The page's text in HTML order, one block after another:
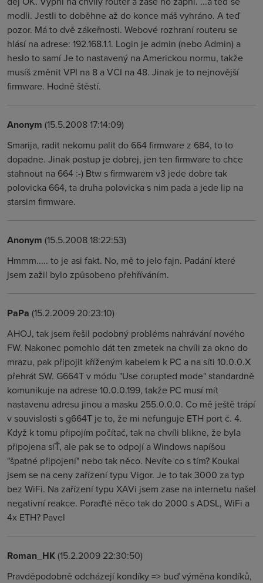
modli. Jestli to doběhne až do konce máš vyhráno. A teď
pozor. Má to dvě zákeřnosti. Webové rozhraní routeru se
hlásí na adrese: 192.168.1.1. Login je admin (nebo Admin) a
heslo to samí Je to nastavený na Americkou normu, takže
musíš změnit VPI na 8 a VCI na 48. Jinak je to nejnovější
firmware. Hodně štěstí.
Anonym (15.5.2008 17:14:09)
Smarija, radit nekomu palit do 664 firmware z 684, to to
dopadne. Jinak postup je dobrej, jen ten firmware to chce
stahnout na 664 :-) Btw s firmwarem v3 jede dobre tak
polovicka 664, ta druha polovicka s nim pada a jede lip na
starsim firmware.
Anonym (15.5.2008 18:22:53)
Hmmm..... to je asi fakt. No, mě to jelo fajn. Padání které
jsem zažil bylo způsobeno přehříváním.
PaPa (15.2.2009 20:23:10)
AHOJ, tak jsem řešil podobný probléms nahrávání nového
FW. Nakonec pomohlo dát ten zmetek na chvíli za okno do
mrazu, pak připojit kříženým kabelem k PC a na síti 10.0.0.X
přehrát SW. G664T v módu "Use corupted mode" standardně
komunikuje na adrese 10.0.0.199, takže PC musí mít
nastavenu adresu jinou a masku 255.0.0.0. Co mě ještě trápí
v souvislosti s g664T je to, že mi nefunguje ETH port č. 4.
Když k tomu připojím počítač, tak na chvíli blikne, že byla
připojena síŤ, ale pak se to odpojí a Windows napíšou
"špatné připojení" nebo tak něco. Nevíte co s tím? Koukal
jsem se na ceny zařízení typu Vigor. Je to tak 3000 za typ
bez WiFi. Na zařízení typu XAVi jsem zase na internetu našel
negativní reakce. Poraďtě něco tak do 2000 s ADSL, WiFi a
4x ETH? Pavel
Roman_HK(15.2.2009 22:30:50)
Pravděpodobně odcházejí kondíky => buď výměna kondíků,